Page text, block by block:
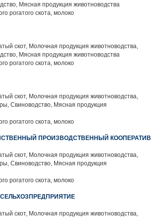
Мясная продукция животноводства
рогатого скота, молоко
скот, Молочная продукция животноводства,
Мясная продукция животноводства
рогатого скота, молоко
скот, Молочная продукция животноводства,
Свиноводство, Мясная продукция
рогатого скота, молоко
ПРОИЗВОДСТВЕННЫЙ КООПЕРАТИВ
скот, Молочная продукция животноводства,
Свиноводство, Мясная продукция
рогатого скота, молоко
скот, Молочная продукция животноводства,